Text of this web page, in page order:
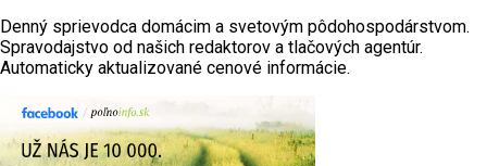
Denný sprievodca domácim a svetovým pôdohospodárstvom.
Spravodajstvo od našich redaktorov a tlačových agentúr.
Automaticky aktualizované cenové informácie.